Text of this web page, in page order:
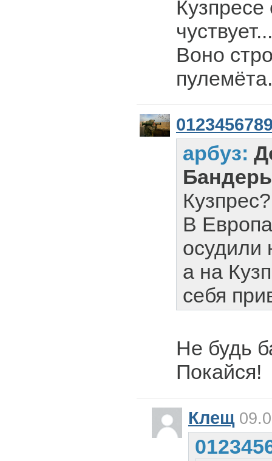
Воно
арбуз:
Кузпрес?
В
осудили
а на
себя
Не будь
Покайся!
Клещ